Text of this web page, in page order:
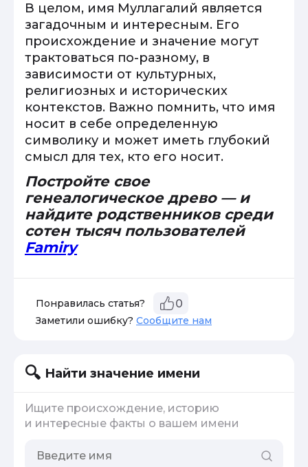
В целом, имя Муллагалий является
загадочным и интересным. Его
происхождение и значение могут
трактоваться по-разному, в
зависимости от культурных,
религиозных и исторических
контекстов. Важно помнить, что имя
носит в себе определенную
символику и может иметь глубокий
смысл для тех, кто его носит.
Постройте свое
генеалогическое древо — и
найдите родственников среди
сотен тысяч пользователей
Famiry
Понравилась статья? 0
Заметили ошибку? Сообщите нам
Найти значение имени
Ищите происхождение, историю
и интересные факты о вашем имени